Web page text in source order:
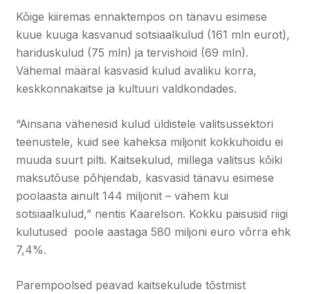
Kõige kiiremas ennaktempos on tänavu esimese
kuue kuuga kasvanud sotsiaalkulud (161 mln eurot),
hariduskulud (75 mln) ja tervishoid (69 mln).
Vähemal määral kasvasid kulud avaliku korra,
keskkonnakaitse ja kultuuri valdkondades.
“Ainsana vähenesid kulud üldistele valitsussektori
teenustele, kuid see kaheksa miljonit kokkuhoidu ei
muuda suurt pilti. Kaitsekulud, millega valitsus kõiki
maksutõuse põhjendab, kasvasid tänavu esimese
poolaasta ainult 144 miljonit – vähem kui
sotsiaalkulud,” nentis Kaarelson. Kokku paisusid riigi
kulutused poole aastaga 580 miljoni euro võrra ehk
7,4%.
Parempoolsed peavad kaitsekulude tõstmist